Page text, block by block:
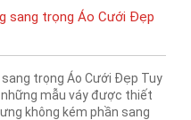
sang trọng Áo Cưới Đẹp
trọng Áo Cưới Đẹp Tuy
những mẫu váy được thiết
không kém phần sang